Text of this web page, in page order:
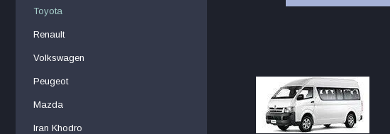
Toyota
Renault
Volkswagen
Peugeot
Mazda
Iran Khodro